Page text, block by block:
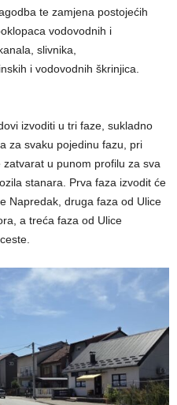
te zamjena postojećih
vodovodnih i
slivnika,
i vodovodnih škrinjica.
izvoditi u tri faze, sukladno
za svaku pojedinu fazu, pri
u punom profilu za sva
stanara. Prva faza izvodit će
Napredak, druga faza od Ulice
a treća faza od Ulice